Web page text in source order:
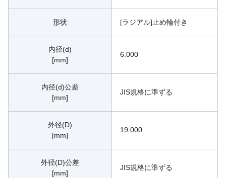
形状 [ラジアル]止め輪付き
内径(d)
[mm]
6.000
内径(d)公差
[mm]
JIS規格に準ずる
外径(D)
[mm]
19.000
外径(D)公差
[mm]
JIS規格に準ずる